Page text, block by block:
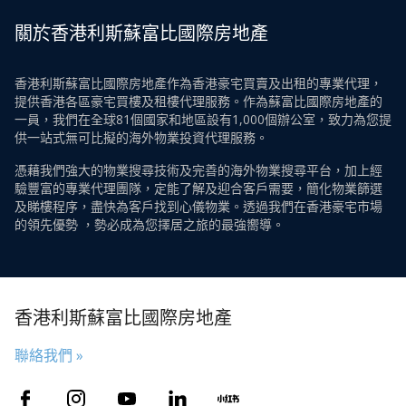
關於香港利斯蘇富比國際房地產
香港利斯蘇富比國際房地產作為香港豪宅買賣及出租的專業代理，
提供香港各區豪宅買樓及租樓代理服務。作為蘇富比國際房地產的
一員，我們在全球81個國家和地區設有1,000個辦公室，致力為您提
供一站式無可比擬的海外物業投資代理服務。
憑藉我們強大的物業搜尋技術及完善的海外物業搜尋平台，加上經
驗豐富的專業代理團隊，定能了解及迎合客戶需要，簡化物業篩選
及睇樓程序，盡快為客戶找到心儀物業。透過我們在香港豪宅市場
的領先優勢 ，勢必成為您擇居之旅的最強嚮導。
香港利斯蘇富比國際房地產
聯絡我們 »